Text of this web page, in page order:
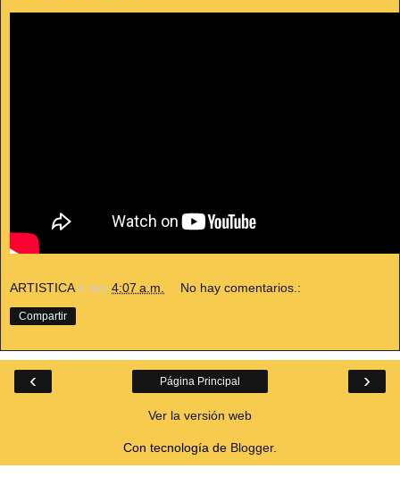
ARTISTICA a la/s 4:07 a.m. No hay comentarios.:
Compartir
‹ ›
Página Principal
Ver la versión web
Con tecnología de Blogger.